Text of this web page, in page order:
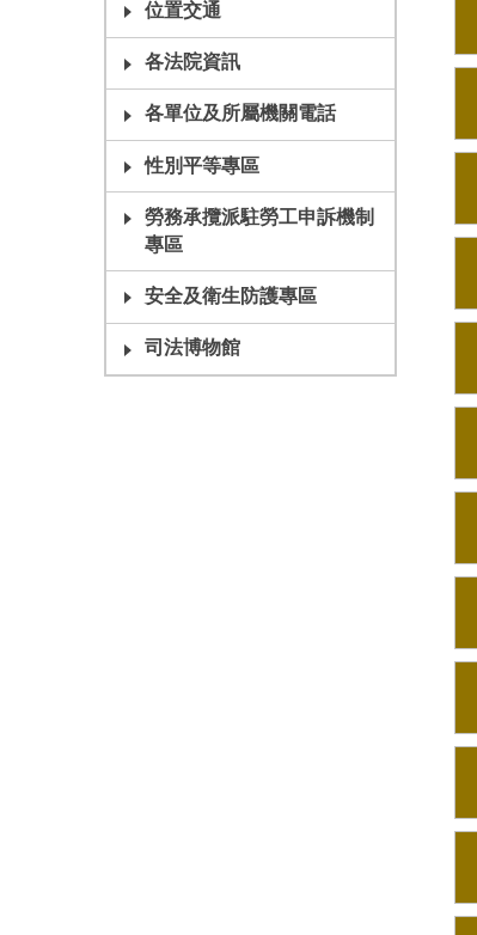
位置交通
各法院資訊
各單位及所屬機關電話
性別平等專區
勞務承攬派駐勞工申訴機制
專區
安全及衛生防護專區
司法博物館